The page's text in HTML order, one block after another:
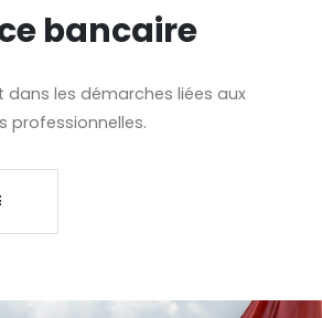
bancaire
les démarches liées aux
professionnelles.